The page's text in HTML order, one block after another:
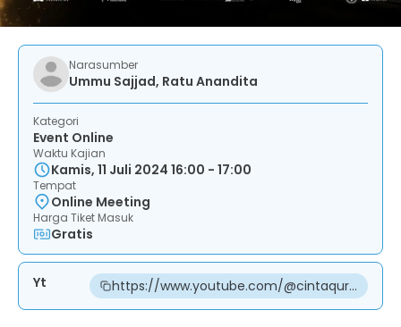
Narasumber
Ummu Sajjad, Ratu Anandita
Kategori
Event Online
Waktu Kajian
Kamis, 11 Juli 2024 16:00 - 17:00
Tempat
Online Meeting
Harga Tiket Masuk
Gratis
Yt https://www.youtube.com/